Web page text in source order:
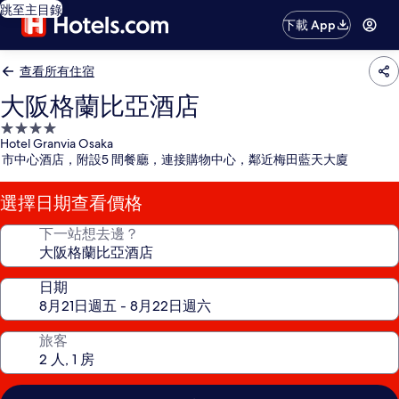
跳至主目錄
下載 App
查看所有住宿
大阪格蘭比亞酒店
4.0
星
級
住
宿
Hotel Granvia Osaka
市中心酒店，附設5 間餐廳，連接購物中心，鄰近梅田藍天大廈
選擇日期查看價格
下一站想去邊？
日期
旅客